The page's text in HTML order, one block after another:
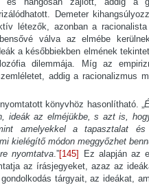
Demeter
létezők, azonban a
válva az elmébe
a későbbiekben elmének
dilemmája. Míg az
addig a racionalizmus
könyvhöz hasonlítható. „
ideák az elméjükbe, s azt is,
amelyekkel a tapasztalat
kielégítő módon meggyőzhet
nyomtatva.”[145]
Ez alapján az
az írásjegyeket, azaz az
tárgyait, az ideákat,